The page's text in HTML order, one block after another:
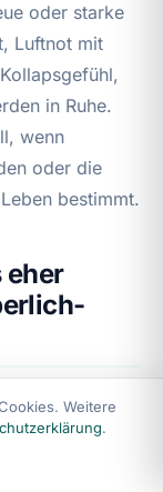
oder starke
Luftnot mit
in Ruhe.
wenn
oder die
bestimmt.
eher
wenn
sind,
Weitere
.